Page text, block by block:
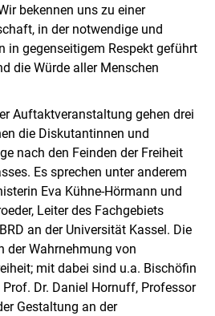
bekennen uns zu einer
in der notwendige und
in gegenseitigem Respekt geführt
die Würde aller Menschen
Auftaktveranstaltung gehen drei
die Diskutantinnen und
nach den Feinden der Freiheit
Es sprechen unter anderem
Eva Kühne-Hörmann und
Leiter des Fachgebiets
an der Universität Kassel. Die
der Wahrnehmung von
mit dabei sind u.a. Bischöfin
Dr. Daniel Hornuff, Professor
Gestaltung an der